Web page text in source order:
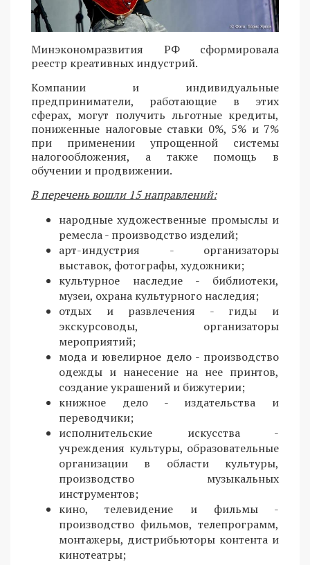
Минэкономразвития РФ сформировала
реестр креативных индустрий.
Компании и индивидуальные
предприниматели, работающие в этих
сферах, могут получить льготные кредиты,
пониженные налоговые ставки 0%, 5% и 7%
при применении упрощенной системы
налогообложения, а также помощь в
обучении и продвижении.
В перечень вошли 15 направлений:
народные художественные промыслы и
ремесла - производство изделий;
арт-индустрия - организаторы
выставок, фотографы, художники;
культурное наследие - библиотеки,
музеи, охрана культурного наследия;
отдых и развлечения - гиды и
экскурсоводы, организаторы
мероприятий;
мода и ювелирное дело - производство
одежды и нанесение на нее принтов,
создание украшений и бижутерии;
книжное дело - издательства и
переводчики;
исполнительские искусства -
учреждения культуры, образовательные
организации в области культуры,
производство музыкальных
инструментов;
кино, телевидение и фильмы -
производство фильмов, телепрограмм,
монтажеры, дистрибьюторы контента и
кинотеатры;